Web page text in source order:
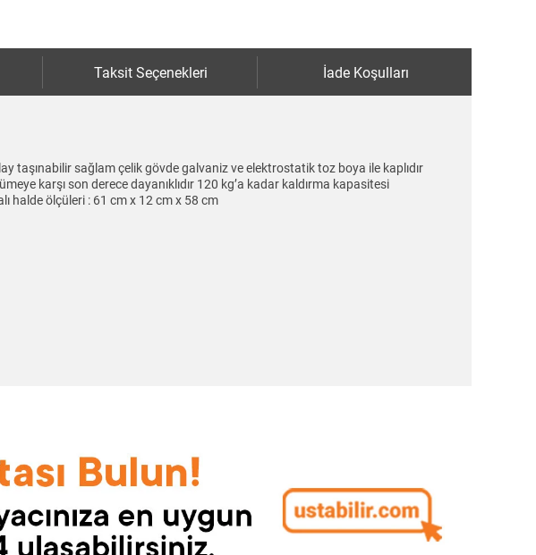
Taksit Seçenekleri İade Koşulları
taşınabilir sağlam çelik gövde galvaniz ve elektrostatik toz boya ile kaplıdır
karşı son derece dayanıklıdır 120 kg’a kadar kaldırma kapasitesi
halde ölçüleri : 61 cm x 12 cm x 58 cm